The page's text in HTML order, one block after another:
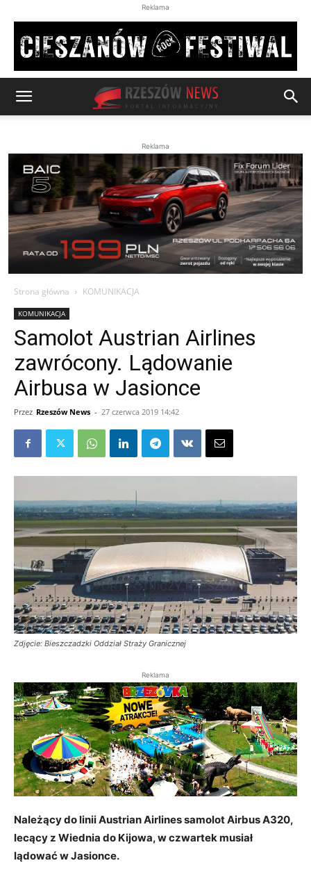
Reklama
Reklama
Strona główna KOMUNIKACJA
KOMUNIKACJA
Samolot Austrian Airlines
zawrócony. Lądowanie
Airbusa w Jasionce
Przez Rzeszów News - 27 czerwca 2019 14:42
Zdjęcie: Bieszczadzki Oddział Straży Granicznej
Reklama
Należący do linii Austrian Airlines samolot Airbus A320,
lecący z Wiednia do Kijowa, w czwartek musiał
lądować w Jasionce.